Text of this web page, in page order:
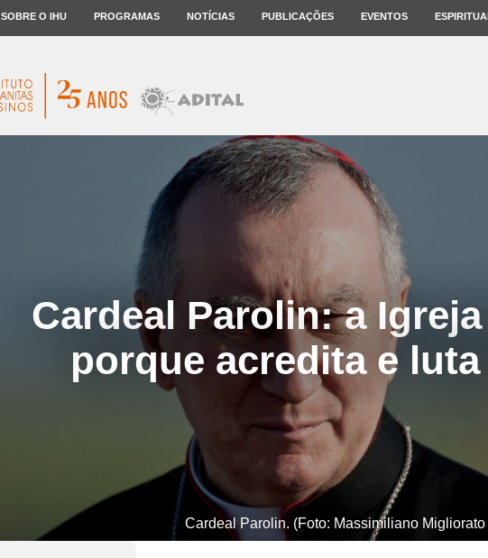
SOBRE O IHU PROGRAMAS NOTÍCIAS PUBLICAÇÕES EVENTOS
Cardeal Parolin: a
porque acredita e
Cardeal Parolin. (Foto: Massimiliano Migliorato